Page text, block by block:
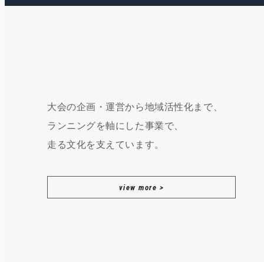
大会の企画・運営から地域活性化まで、
ランニングを軸にした事業で、
走る文化を支えています。
view more >